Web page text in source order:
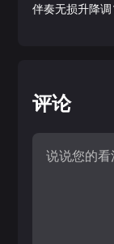
伴奏无损升降
评论